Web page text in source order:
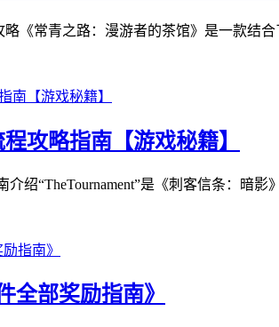
略《常青之路：漫游者的茶馆》是一款
攻略指南【游戏秘籍】
绍“TheTournament”是《刺客信条：暗影
全部奖励指南》